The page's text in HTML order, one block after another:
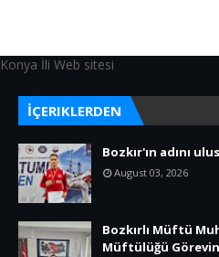
Konya İli Web sitesi
İÇERIKLERDEN
Bozkır'ın adını
August 03, 2026
Bozkırlı Müftü
Müftülüğü